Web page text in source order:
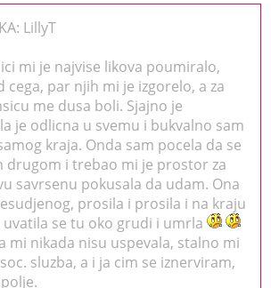
LillyT
mi je najvise likova poumiralo,
cega, par njih mi je izgorelo, a za
me dusa boli. Sjajno je
je odlicna u svemu i bukvalno sam
kraja. Onda sam pocela da se
drugom i trebao mi je prostor za
savrsenu pokusala da udam. Ona
prosila i prosila i na kraju
uvatila se tu oko grudi i umrla
mi nikada nisu uspevala, stalno mi
sluzba, a i ja cim se iznerviram,